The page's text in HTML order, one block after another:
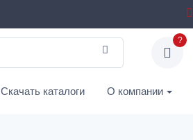
?
Скачать каталоги О компании